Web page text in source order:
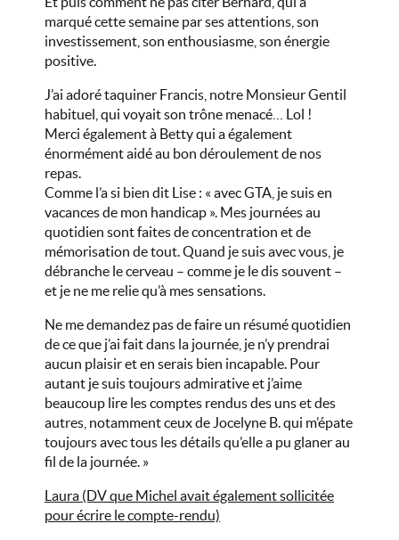
marqué cette semaine par ses attentions, son
investissement, son enthousiasme, son énergie
positive.
J’ai adoré taquiner Francis, notre Monsieur Gentil
habituel, qui voyait son trône menacé… Lol !
Merci également à Betty qui a également
énormément aidé au bon déroulement de nos
repas.
Comme l’a si bien dit Lise : « avec GTA, je suis en
vacances de mon handicap ». Mes journées au
quotidien sont faites de concentration et de
mémorisation de tout. Quand je suis avec vous, je
débranche le cerveau – comme je le dis souvent –
et je ne me relie qu’à mes sensations.
Ne me demandez pas de faire un résumé quotidien
de ce que j’ai fait dans la journée, je n’y prendrai
aucun plaisir et en serais bien incapable. Pour
autant je suis toujours admirative et j’aime
beaucoup lire les comptes rendus des uns et des
autres, notamment ceux de Jocelyne B. qui m’épate
toujours avec tous les détails qu’elle a pu glaner au
fil de la journée. »
Laura (DV que Michel avait également sollicitée
pour écrire le compte-rendu)